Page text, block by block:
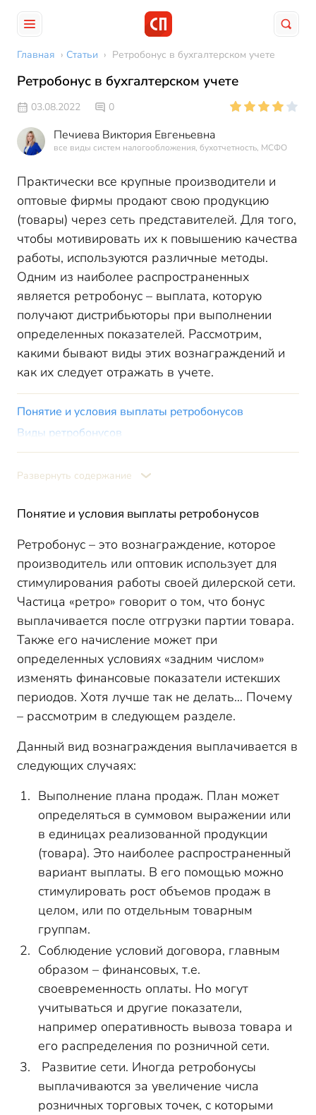
Главная › Статьи › Ретробонус в бухгалтерском учете
Ретробонус в бухгалтерском учете
03.08.2022 0
Печиева Виктория Евгеньевна
все виды систем налогообложения, бухотчетность, МСФО
Практически все крупные производители и
оптовые фирмы продают свою продукцию
(товары) через сеть представителей. Для того,
чтобы мотивировать их к повышению качества
работы, используются различные методы.
Одним из наиболее распространенных
является ретробонус – выплата, которую
получают дистрибьюторы при выполнении
определенных показателей. Рассмотрим,
какими бывают виды этих вознаграждений и
как их следует отражать в учете.
Понятие и условия выплаты ретробонусов
Виды ретробонусов
Бухгалтерский учет ретробонусов
Развернуть содержание
Понятие и условия выплаты ретробонусов
Ретробонус – это вознаграждение, которое
производитель или оптовик использует для
стимулирования работы своей дилерской сети.
Частица «ретро» говорит о том, что бонус
выплачивается после отгрузки партии товара.
Также его начисление может при
определенных условиях «задним числом»
изменять финансовые показатели истекших
периодов. Хотя лучше так не делать… Почему
– рассмотрим в следующем разделе.
Данный вид вознаграждения выплачивается в
следующих случаях:
Выполнение плана продаж. План может
определяться в суммовом выражении или
в единицах реализованной продукции
(товара). Это наиболее распространенный
вариант выплаты. В его помощью можно
стимулировать рост объемов продаж в
целом, или по отдельным товарным
группам.
Соблюдение условий договора, главным
образом – финансовых, т.е.
своевременность оплаты. Но могут
учитываться и другие показатели,
например оперативность вывоза товара и
его распределения по розничной сети.
Развитие сети. Иногда ретробонусы
выплачиваются за увеличение числа
розничных торговых точек, с которыми